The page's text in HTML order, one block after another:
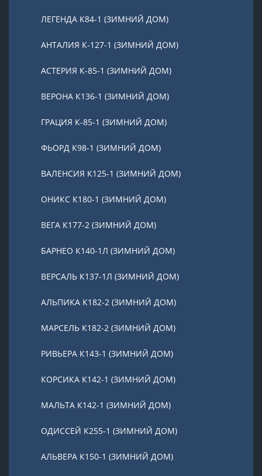
ЛЕГЕНДА К84-1 (ЗИМНИЙ ДОМ)
АНТАЛИЯ К-127-1 (ЗИМНИЙ ДОМ)
АСТЕРИЯ К-85-1 (ЗИМНИЙ ДОМ)
ВЕРОНА К136-1 (ЗИМНИЙ ДОМ)
ГРАЦИЯ К-85-1 (ЗИМНИЙ ДОМ)
ФЬОРД К98-1 (ЗИМНИЙ ДОМ)
ВАЛЕНСИЯ К125-1 (ЗИМНИЙ ДОМ)
ОНИКС К180-1 (ЗИМНИЙ ДОМ)
ВЕГА К177-2 (ЗИМНИЙ ДОМ)
БАРНЕО К140-1Л (ЗИМНИЙ ДОМ)
ВЕРСАЛЬ К137-1Л (ЗИМНИЙ ДОМ)
АЛЬПИКА К182-2 (ЗИМНИЙ ДОМ)
МАРСЕЛЬ К182-2 (ЗИМНИЙ ДОМ)
РИВЬЕРА К143-1 (ЗИМНИЙ ДОМ)
КОРСИКА К142-1 (ЗИМНИЙ ДОМ)
МАЛЬТА К142-1 (ЗИМНИЙ ДОМ)
ОДИССЕЙ К255-1 (ЗИМНИЙ ДОМ)
АЛЬВЕРА К150-1 (ЗИМНИЙ ДОМ)